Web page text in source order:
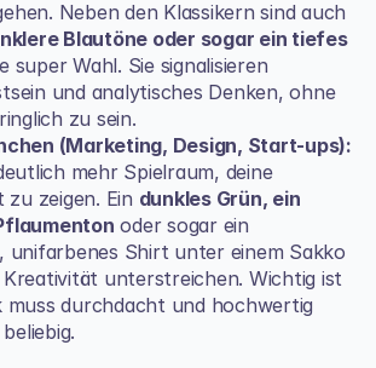
Blautöne oder sogar ein tiefes
super Wahl. Sie signalisieren
und analytisches Denken, ohne
zu sein.
(Marketing, Design, Start-ups):
mehr Spielraum, deine
zu zeigen. Ein dunkles Grün, ein
oder sogar ein
unifarbenes Shirt unter einem Sakko
Kreativität unterstreichen. Wichtig ist
muss durchdacht und hochwertig